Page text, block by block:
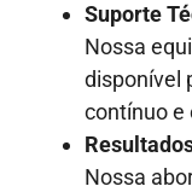
Suporte
Nossa
disponível
contínuo e
Nossa